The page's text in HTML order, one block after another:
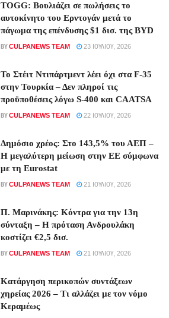
TOGG: Βουλιάζει σε πωλήσεις το
αυτοκίνητο του Ερντογάν μετά το
πάγωμα της επένδυσης $1 δισ. της BYD
BYCULPANEWS TEAM 23 ΙΟΥΛΊΟΥ, 2026
Το Στέιτ Ντιπάρτμεντ λέει όχι στα F-35
στην Τουρκία – Δεν πληροί τις
προϋποθέσεις λόγω S-400 και CAATSA
BYCULPANEWS TEAM 22 ΙΟΥΛΊΟΥ, 2026
Δημόσιο χρέος: Στο 143,5% του ΑΕΠ –
Η μεγαλύτερη μείωση στην ΕΕ σύμφωνα
με τη Eurostat
BYCULPANEWS TEAM 21 ΙΟΥΛΊΟΥ, 2026
Π. Μαρινάκης: Κόντρα για την 13η
σύνταξη – Η πρόταση Ανδρουλάκη
κοστίζει €2,5 δισ.
BYCULPANEWS TEAM 21 ΙΟΥΛΊΟΥ, 2026
Κατάργηση περικοπών συντάξεων
χηρείας 2026 – Τι αλλάζει με τον νόμο
Κεραμέως